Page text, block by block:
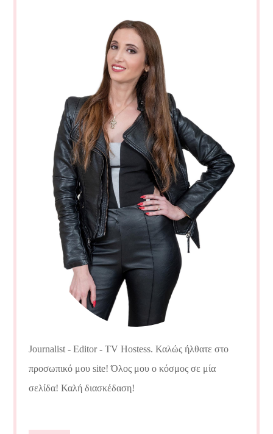
Journalist - Editor - TV Hostess. Καλώς ήλθατε στο
προσωπικό μου site! Όλος μου ο κόσμος σε μία
σελίδα! Καλή διασκέδαση!